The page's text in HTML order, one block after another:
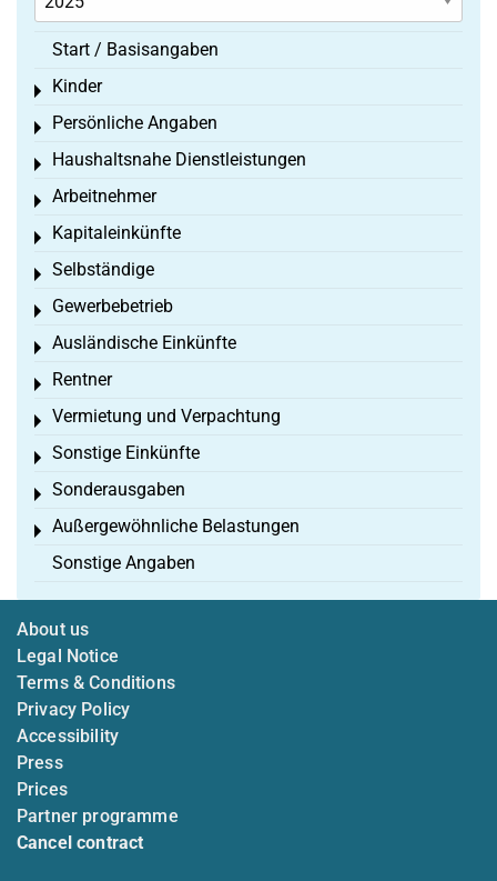
Start / Basisangaben
Kinder
Toggle menu
Persönliche Angaben
Toggle menu
Haushaltsnahe Dienstleistungen
Toggle menu
Arbeitnehmer
Toggle menu
Kapitaleinkünfte
Toggle menu
Selbständige
Toggle menu
Gewerbebetrieb
Toggle menu
Ausländische Einkünfte
Toggle menu
Rentner
Toggle menu
Vermietung und Verpachtung
Toggle menu
Sonstige Einkünfte
Toggle menu
Sonderausgaben
Toggle menu
Außergewöhnliche Belastungen
Toggle menu
Sonstige Angaben
About us
Legal Notice
Terms & Conditions
Privacy Policy
Accessibility
Press
Prices
Partner programme
Cancel contract